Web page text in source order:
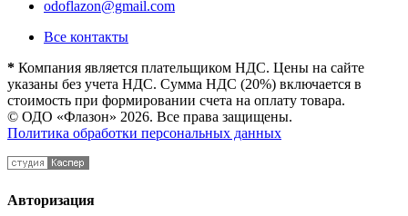
odoflazon@gmail.com
Все контакты
* Компания является плательщиком НДС. Цены на сайте
указаны без учета НДС. Сумма НДС (20%) включается в
стоимость при формировании счета на оплату товара.
© ОДО «Флазон» 2026. Все права защищены.
Политика обработки персональных данных
Авторизация